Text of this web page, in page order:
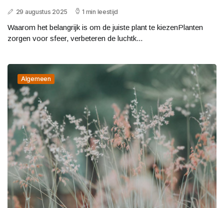
29 augustus 2025 1 min leestijd
Waarom het belangrijk is om de juiste plant te kiezenPlanten
zorgen voor sfeer, verbeteren de luchtk...
Algemeen